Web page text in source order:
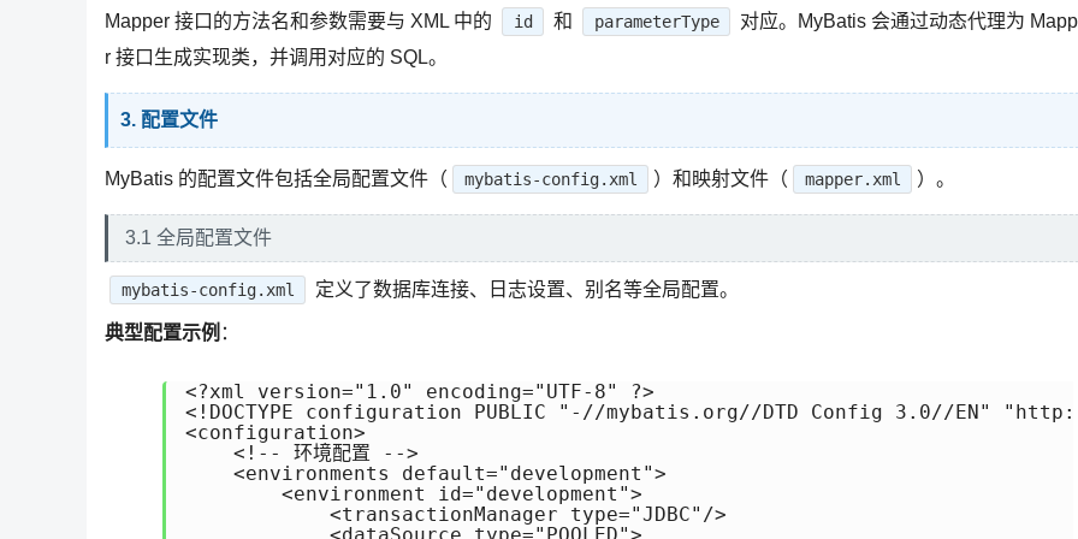
Mapper 接口的方法名和参数需要与 XML 中的 id 和 parameterType
对应。MyBatis 会通过动态代理为
r 接口生成实现类，并调用对应的 SQL。
3. 配置文件
MyBatis 的配置文件包括全局配置文件（ mybatis-config.xml ）和映射文件（ mapper.xml ）。
3.1 全局配置文件
mybatis-config.xml 定义了数据库连接、日志设置、别名等全局配置。
典型配置示例 ：
<?xml version="1.0" encoding="UTF-8" ?>
<!DOCTYPE configuration PUBLIC "-//mybatis.org//DTD Config 3.0//EN"
<configuration>
    <!-- 环境配置 -->
    <environments default="development">
        <environment id="development">
            <transactionManager type="JDBC"/>